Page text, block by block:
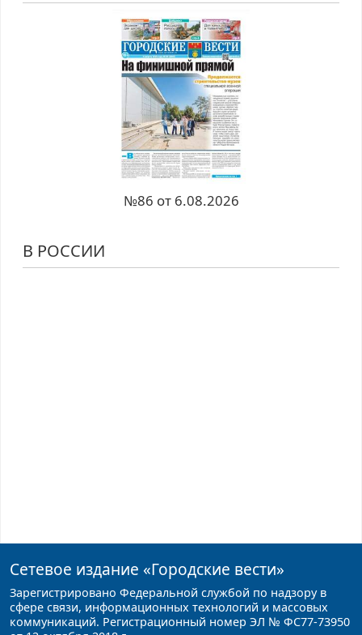
№86 от 6.08.2026
В РОССИИ
Сетевое издание «Городские вести»
Зарегистрировано Федеральной службой по надзору в
сфере связи, информационных технологий и массовых
коммуникаций. Регистрационный номер ЭЛ № ФС77-73950